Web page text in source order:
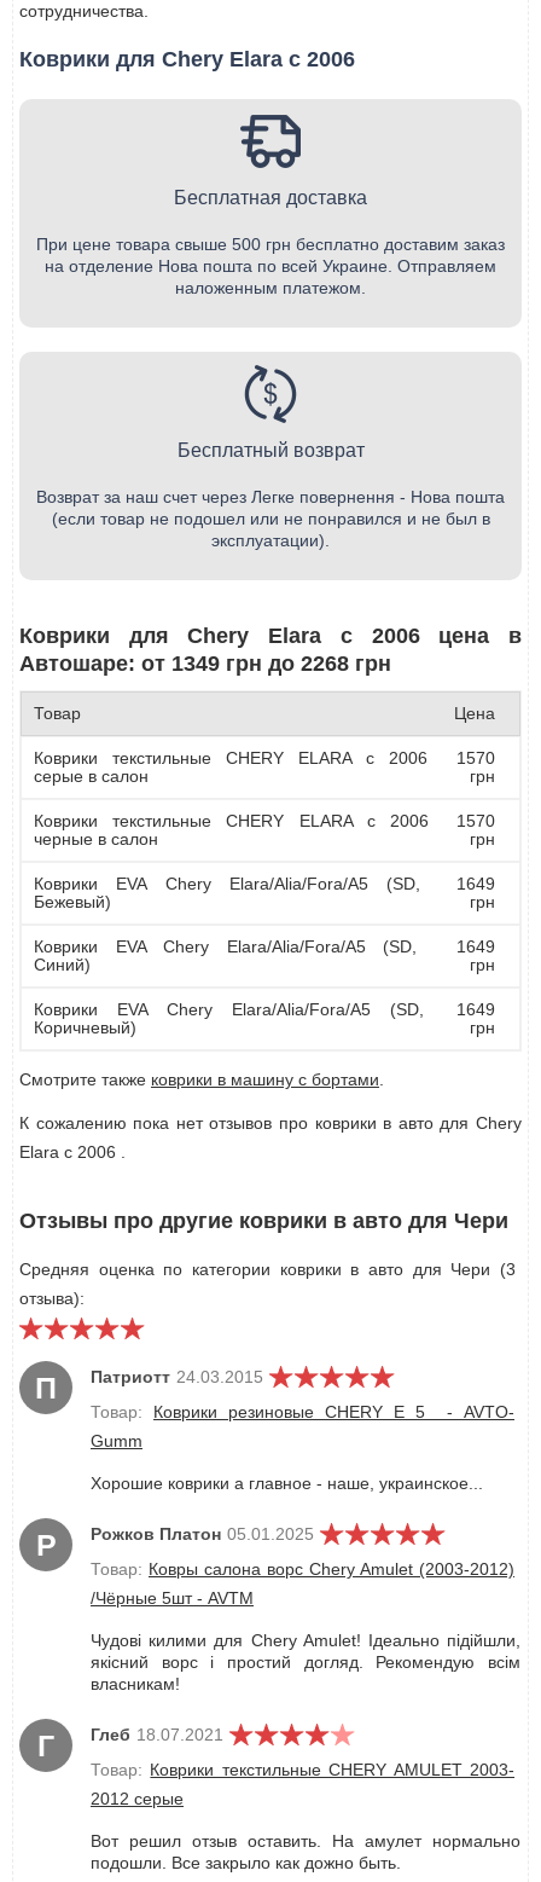
сотрудничества.
Коврики для Chery Elara с 2006
Бесплатная доставка
При цене товара свыше 500 грн бесплатно доставим заказ
на отделение Нова пошта по всей Украине. Отправляем
наложенным платежом.
Бесплатный возврат
Возврат за наш счет через Легке повернення - Нова пошта
(если товар не подошел или не понравился и не был в
эксплуатации).
Коврики для Chery Elara с 2006 цена в
Автошаре: от 1349 грн до 2268 грн
Товар Цена
Коврики текстильные CHERY ELARA с 2006
серые в салон
1570
грн
Коврики текстильные CHERY ELARA с 2006
черные в салон
1570
грн
Коврики EVA Chery Elara/Alia/Fora/A5 (SD,
Бежевый)
1649
грн
Коврики EVA Chery Elara/Alia/Fora/A5 (SD,
Синий)
1649
грн
Коврики EVA Chery Elara/Alia/Fora/A5 (SD,
Коричневый)
1649
грн
Смотрите также коврики в машину с бортами
К сожалению пока нет отзывов про коврики в авто для Chery
Elara с 2006 .
Отзывы про другие коврики в авто для Чери
Средняя оценка по категории коврики в авто для Чери (3
отзыва):
П Патриотт 24.03.2015
Товар: Коврики резиновые CHERY Е 5 - AVTO-
Gumm
Хорошие коврики а главное - наше, украинское...
Р Рожков Платон 05.01.2025
Товар: Ковры салона ворс Chery Amulet (2003-2012)
/Чёрные 5шт - AVTM
Чудові килими для Chery Amulet! Ідеально підійшли,
якісний ворс і простий догляд. Рекомендую всім
власникам!
Г Глеб 18.07.2021
Товар: Коврики текстильные CHERY AMULET 2003-
2012 серые
Вот решил отзыв оставить. На амулет нормально
подошли. Все закрыло как дожно быть.